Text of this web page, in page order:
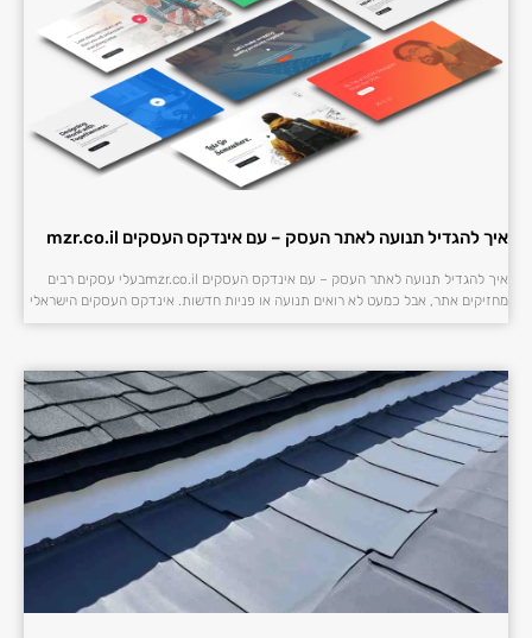
איך להגדיל תנועה לאתר העסק – עם אינדקס העסקים mzr.co.il
איך להגדיל תנועה לאתר העסק – עם אינדקס העסקים mzr.co.ilבעלי עסקים רבים
מחזיקים אתר, אבל כמעט לא רואים תנועה או פניות חדשות. אינדקס העסקים הישראלי